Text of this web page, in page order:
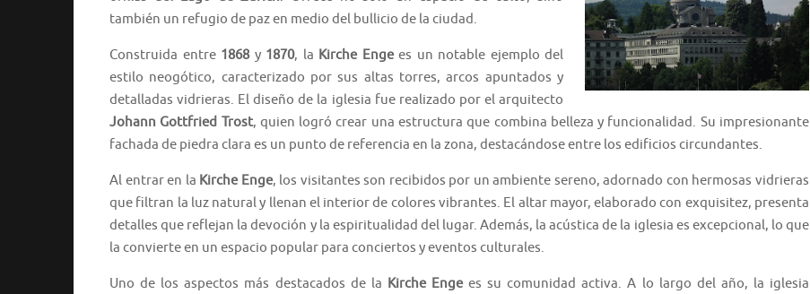
también un refugio de paz en medio del bullicio de la ciudad.
Construida entre 1868y 1870, la Kirche Engees un notable ejemplo del
estilo neogótico, caracterizado por sus altas torres, arcos apuntados y
detalladas vidrieras. El diseño de la iglesia fue realizado por el arquitecto
Johann Gottfried Trost, quien logró crear una estructura que combina belleza y funcionalidad. Su impresionante
fachada de piedra clara es un punto de referencia en la zona, destacándose entre los edificios circundantes.
Al entrar en la Kirche Enge, los visitantes son recibidos por un ambiente sereno, adornado con hermosas vidrieras
que filtran la luz natural y llenan el interior de colores vibrantes. El altar mayor, elaborado con exquisitez, presenta
detalles que reflejan la devoción y la espiritualidad del lugar. Además, la acústica de la iglesia es excepcional, lo que
la convierte en un espacio popular para conciertos y eventos culturales.
Uno de los aspectos más destacados de la Kirche Engees su comunidad activa. A lo largo del año, la iglesia